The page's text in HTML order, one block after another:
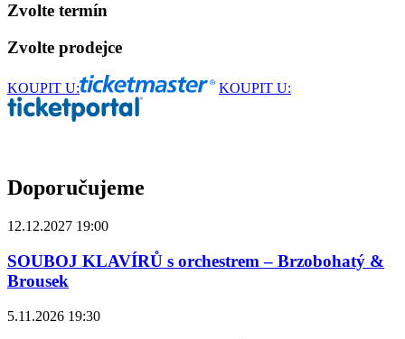
Zvolte termín
Zvolte prodejce
KOUPIT U: KOUPIT U:
Doporučujeme
12.12.2027 19:00
SOUBOJ KLAVÍRŮ s orchestrem – Brzobohatý &
Brousek
5.11.2026 19:30